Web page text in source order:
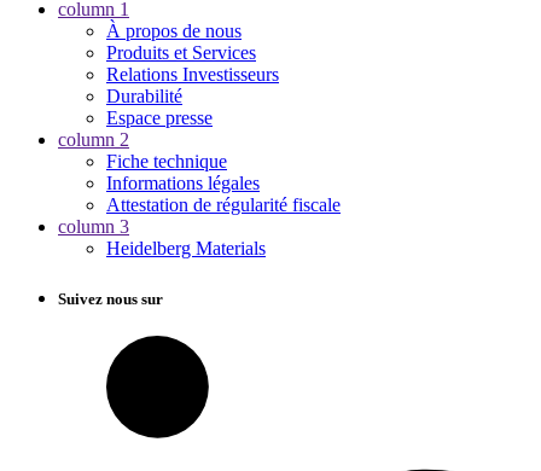
column 1
À propos de nous
Produits et Services
Relations Investisseurs
Durabilité
Espace presse
column 2
Fiche technique
Informations légales
Attestation de régularité fiscale
column 3
Heidelberg Materials
Suivez nous sur